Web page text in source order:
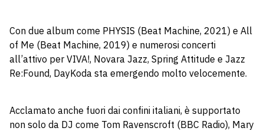
Con due album come PHYSIS (Beat Machine, 2021) e All
of Me (Beat Machine, 2019) e numerosi concerti
all’attivo per VIVA!, Novara Jazz, Spring Attitude e Jazz
Re:Found, DayKoda sta emergendo molto velocemente.
Acclamato anche fuori dai confini italiani, è supportato
non solo da DJ come Tom Ravenscroft (BBC Radio), Mary